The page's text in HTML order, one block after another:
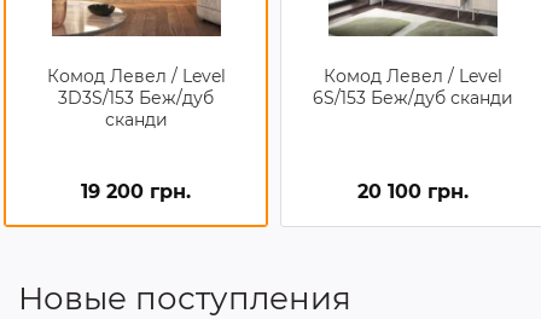
Комод Левел / Level
3D3S/153 Беж/дуб
сканди
19 200 грн.
Комод Левел / Level
6S/153 Беж/дуб сканди
20 100 грн.
Новые поступления